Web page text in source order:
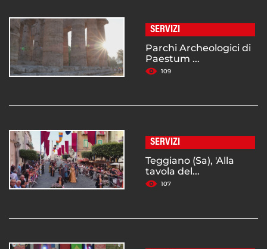
SERVIZI
Parchi Archeologici di
Paestum ...
109
SERVIZI
Teggiano (Sa), 'Alla
tavola del...
107